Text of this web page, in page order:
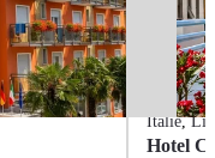
Itálie,
Hotel